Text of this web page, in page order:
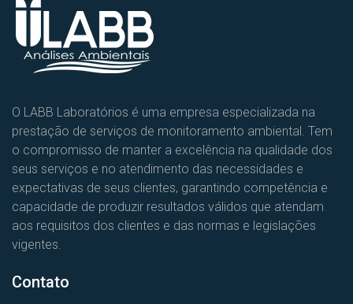
O LABB Laboratórios é uma empresa especializada na
prestação de serviços de monitoramento ambiental. Tem
o compromisso de manter a excelência na qualidade dos
seus serviços e no atendimento das necessidades e
expectativas de seus clientes, garantindo competência e
capacidade de produzir resultados válidos que atendam
aos requisitos dos clientes e das normas e legislações
vigentes.
Contato